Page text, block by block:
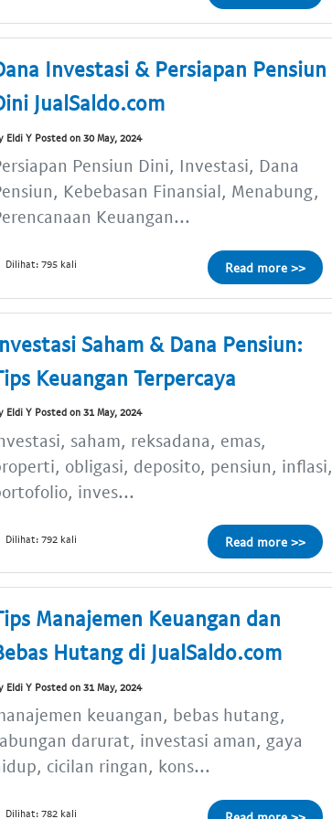
Investasi & Persiapan Pensiun
JualSaldo.com
Eldi Y Posted on 30 May, 2024
Pensiun Dini, Investasi, Dana
Kebebasan Finansial, Menabung,
Keuangan...
Dilihat: 795 kali Read more >>
Saham & Dana Pensiun:
Keuangan Terpercaya
Eldi Y Posted on 31 May, 2024
saham, reksadana, emas,
obligasi, deposito, pensiun, inflasi,
inves...
Dilihat: 792 kali Read more >>
Manajemen Keuangan dan
Hutang di JualSaldo.com
Eldi Y Posted on 31 May, 2024
keuangan, bebas hutang,
darurat, investasi aman, gaya
cicilan ringan, kons...
Dilihat: 782 kali